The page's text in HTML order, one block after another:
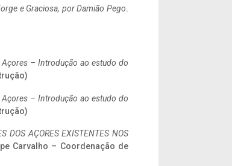
e Graciosa, por Damião Pego.
– Introdução ao estudo do
– Introdução ao estudo do
DOS AÇORES EXISTENTES NOS
Carvalho – Coordenação de